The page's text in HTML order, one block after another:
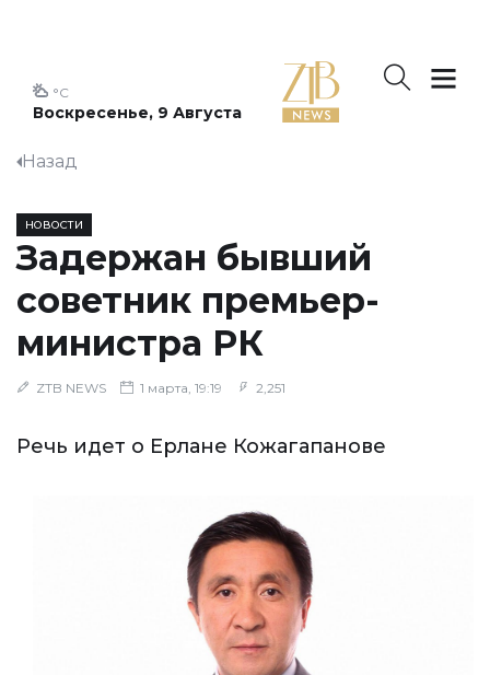
Воскресенье, 9 Августа
°C
Назад
НОВОСТИ
Задержан бывший
советник премьер-
министра РК
ZTB NEWS 1 марта, 19:19 2,251
Речь идет о Ерлане Кожагапанове